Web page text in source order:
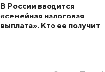
В России вводится
«семейная налоговая
выплата». Кто ее получит